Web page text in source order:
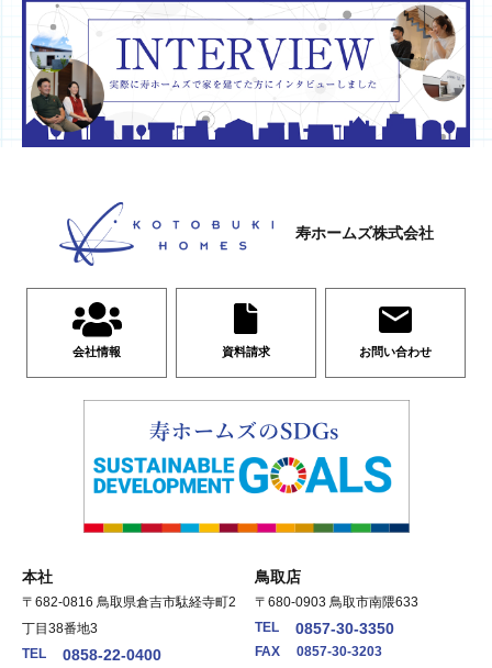
寿ホームズ株式会社
会社情報 資料請求 お問い合わせ
本社
〒682-0816 鳥取県倉吉市駄経寺町2
丁目38番地3
TEL
0858-22-0400
鳥取店
〒680-0903 鳥取市南隈633
TEL
0857-30-3350
FAX
0857-30-3203